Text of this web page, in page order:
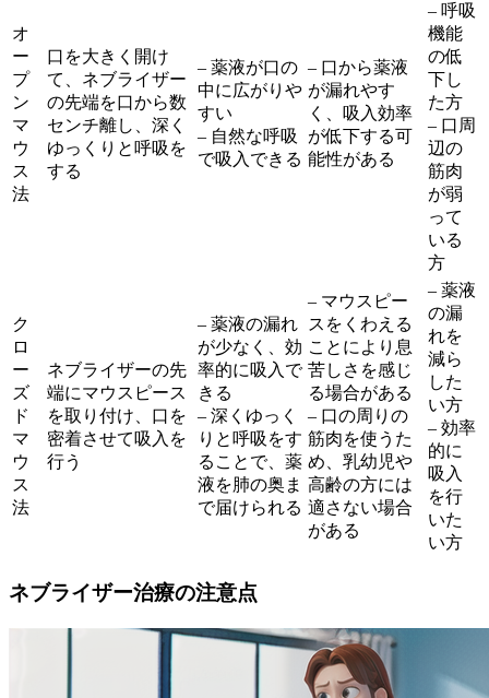
オ
ー
プ
ン
マ
ウ
ス
法
口を大きく開け
て、ネブライザー
の先端を口から数
センチ離し、深く
ゆっくりと呼吸を
する
– 薬液が口の
中に広がりや
すい
– 自然な呼吸
で吸入できる
– 口から薬液
が漏れやす
く、吸入効率
が低下する可
能性がある
– 呼吸
機能
の低
下し
た方
– 口周
辺の
筋肉
が弱
って
いる
方
ク
ロ
ー
ズ
ド
マ
ウ
ス
法
ネブライザーの先
端にマウスピース
を取り付け、口を
密着させて吸入を
行う
– 薬液の漏れ
が少なく、効
率的に吸入で
きる
– 深くゆっく
りと呼吸をす
ることで、薬
液を肺の奥ま
で届けられる
– マウスピー
スをくわえる
ことにより息
苦しさを感じ
る場合がある
– 口の周りの
筋肉を使うた
め、乳幼児や
高齢の方には
適さない場合
がある
– 薬液
の漏
れを
減ら
した
い方
– 効率
的に
吸入
を行
いた
い方
ネブライザー治療の注意点